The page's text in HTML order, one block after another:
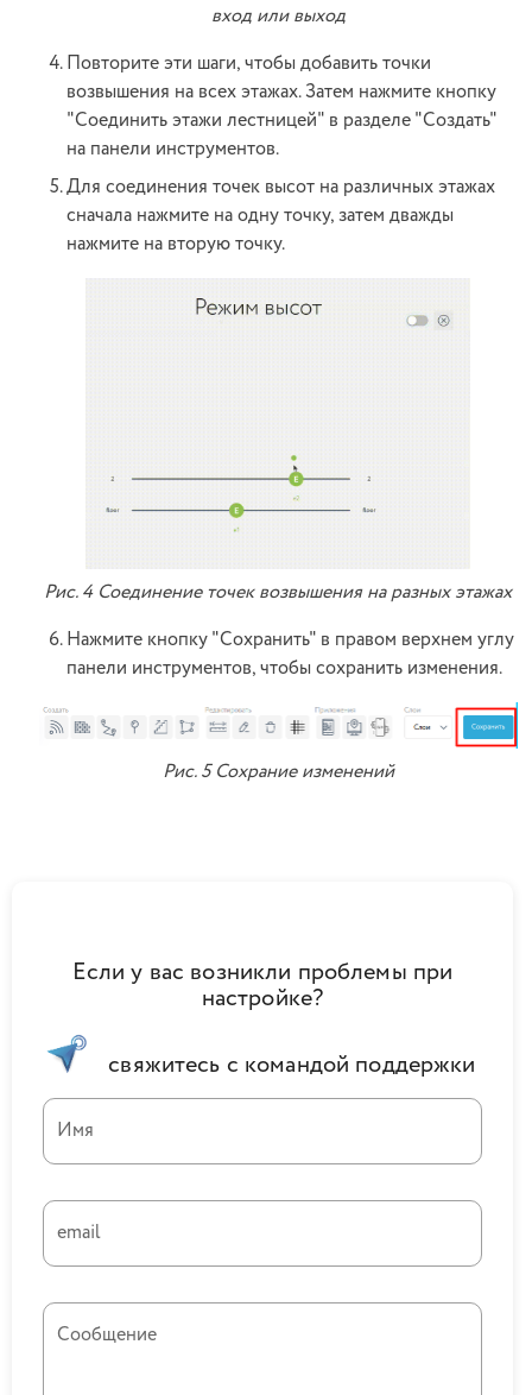
вход или выход
Повторите эти шаги, чтобы добавить точки
возвышения на всех этажах. Затем нажмите кнопку
"Соединить этажи лестницей" в разделе "Создать"
на панели инструментов.
Для соединения точек высот на различных этажах
сначала нажмите на одну точку, затем дважды
нажмите на вторую точку.
Рис. 4 Соединение точек возвышения на разных этажах
Нажмите кнопку "Сохранить" в правом верхнем углу
панели инструментов, чтобы сохранить изменения.
Рис. 5 Сохрание изменений
Если у вас возникли проблемы при
настройке?
свяжитесь с командой поддержки
Имя
email
Сообщение